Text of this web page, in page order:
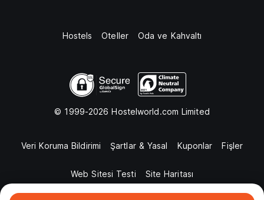
Hostels Oteller Oda ve Kahvaltı
© 1999-2026 Hostelworld.com Limited
Veri Koruma Bildirimi Şartlar & Yasal Kuponlar Fişler
Web Sitesi Testi Site Haritası